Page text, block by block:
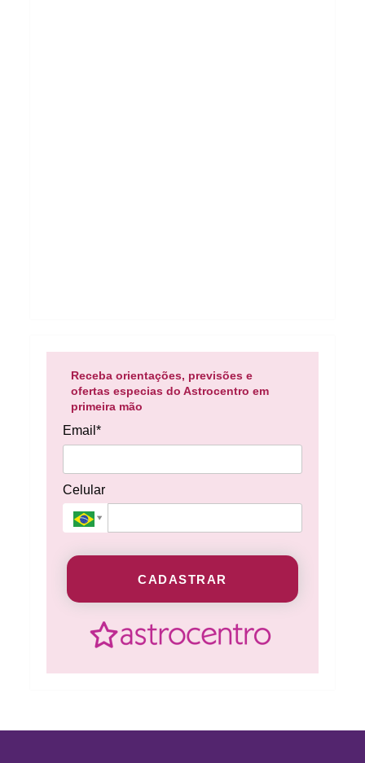
Receba orientações, previsões e
ofertas especias do Astrocentro em
primeira mão
Email*
Celular
CADASTRAR